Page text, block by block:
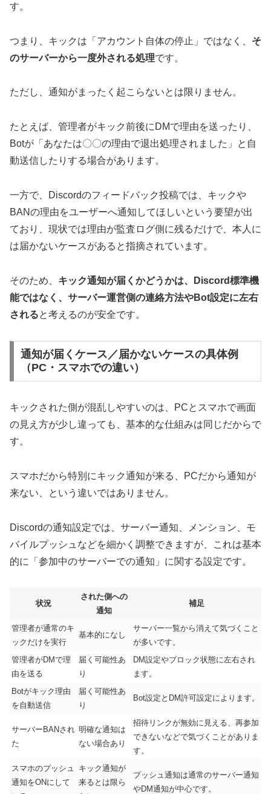
す。
つまり、キックは「アカウント自体の停止」ではなく、 そ
のサーバーから一度外される処理です。
ただし、通知がまったく起こらないとは限りません。
たとえば、管理者がキック前後にDMで理由を送ったり、
Botが「あなたは〇〇の理由で退出処理されました」と自
動送信したりする場合があります。
一方で、Discordのフィードバック投稿では、キックや
BANの理由をユーザーへ通知してほしいという要望が出
ており、現状では理由が監査ログ側に残るだけで、本人に
は届かないケースがあると指摘されています。
そのため、 キック通知が届くかどうかは、Discord標準機
能ではなく、サーバー運営側の連絡方法やBot設定に左右
されると考えるのが安全です。
通知が届くケース／届かないケースの具体例
（PC・スマホでの違い）
キックされた側が混乱しやすいのは、PCとスマホで画面
の見え方が少し違っても、基本的な仕組みは同じだからで
す。
スマホだから特別にキック通知が来る、PCだから通知が
来ない、という違いではありません。
Discordの通知設定では、サーバー通知、メンション、モ
バイルプッシュなどを細かく調整できますが、これは基本
的に「参加中のサーバーでの通知」に関する設定です。
状況
された側への
通知
補足
管理者が通常のキ
ックだけを実行
基本的になし
サーバー一覧から消えて気づくこと
が多いです。
管理者がDMで理
由を送る
届く可能性あ
り
DM設定やブロック状態に左右され
ます。
Botがキック理由
を自動送信
届く可能性あ
り
Bot設定とDM許可設定によります。
サーバーBANされ
た
明確な通知は
ない場合あり
招待リンクが無効に見える、再参加
できないなどで気づくことがありま
す。
スマホのプッシュ
通知をONにして
キック通知が
来るとは限ら
プッシュ通知は通常のサーバー通知
やDM通知が中心です。